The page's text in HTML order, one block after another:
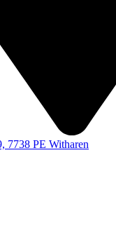
7738 PE Witharen